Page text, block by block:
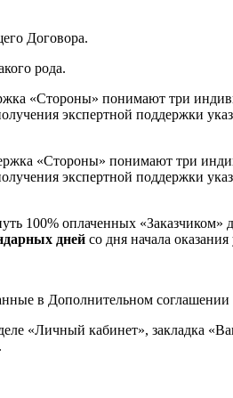
Договора.
рода.
«Стороны» понимают три
экспертной поддержки
«Стороны» понимают три
экспертной поддержки
100% оплаченных «Заказчиком»
дней со дня начала оказания
в Дополнительном
«Личный кабинет», закладка